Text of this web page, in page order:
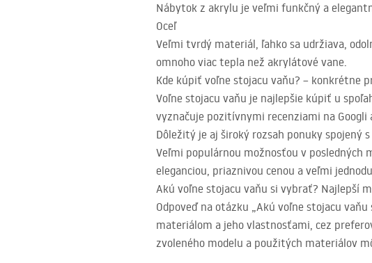
Nábytok z akrylu je veľmi funkčný a
Oceľ
Veľmi tvrdý materiál, ľahko sa udržiava,
omnoho viac tepla než akrylátové vane.
Kde kúpiť voľne stojacu vaňu? – konkrétne
Voľne stojacu vaňu je najlepšie kúpiť u
vyznačuje pozitívnymi recenziami na
Dôležitý je aj široký rozsah ponuky spojený
Veľmi populárnou možnosťou v posledných
eleganciou, priaznivou cenou a veľmi
Akú voľne stojacu vaňu si vybrať? Najlepší
Odpoveď na otázku „Akú voľne stojacu
materiálom a jeho vlastnosťami, cez
zvoleného modelu a použitých materiálov